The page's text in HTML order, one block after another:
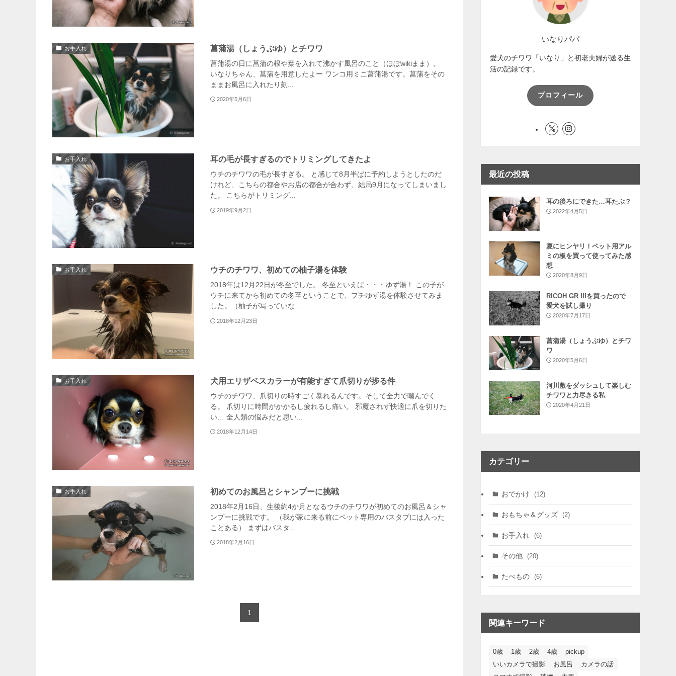
お手入れ 菖蒲湯（しょうぶゆ）とチワワ
菖蒲湯の日に菖蒲の根や葉を入れて沸かす風呂のこと（ほぼwikiまま）。
いなりちゃん、菖蒲を用意したよー ワンコ用ミニ菖蒲湯です。菖蒲をその
ままお風呂に入れたり刻...
2020年5月6日
お手入れ 耳の毛が長すぎるのでトリミングしてきたよ
ウチのチワワの毛が長すぎる。 と感じて8月半ばに予約しようとしたのだ
けれど、こちらの都合やお店の都合が合わず、結局9月になってしまいまし
た。 こちらがトリミング...
2019年9月2日
お手入れ ウチのチワワ、初めての柚子湯を体験
2018年は12月22日が冬至でした。 冬至といえば・・・ゆず湯！ この子が
ウチに来てから初めての冬至ということで、プチゆず湯を体験させてみま
した。（柚子が写っていな...
2018年12月23日
お手入れ 犬用エリザベスカラーが有能すぎて爪切りが捗る件
ウチのチワワ、爪切りの時すごく暴れるんです。そして全力で噛んでく
る。 爪切りに時間がかかるし疲れるし痛い。 邪魔されず快適に爪を切りた
い… 全人類の悩みだと思い...
2018年12月14日
お手入れ 初めてのお風呂とシャンプーに挑戦
2018年2月16日、生後約4か月となるウチのチワワが初めてのお風呂＆シャ
ンプーに挑戦です。 （我が家に来る前にペット専用のバスタブには入った
ことある） まずはバスタ...
2018年2月16日
1
いなりパパ
愛犬のチワワ「いなり」と初老夫婦が送る生
活の記録です。
プロフィール
最近の投稿
耳の後ろにできた…耳たぶ？
2022年4月5日
夏にヒンヤリ！ペット用アル
ミの板を買って使ってみた感
想
2020年8月9日
RICOH GR IIIを買ったので
愛犬を試し撮り
2020年7月17日
菖蒲湯（しょうぶゆ）とチワ
ワ
2020年5月6日
河川敷をダッシュして楽しむ
チワワと力尽きる私
2020年4月21日
カテゴリー
おでかけ (12)
おもちゃ＆グッズ (2)
お手入れ (6)
その他 (20)
たべもの (6)
関連キーワード
0歳 1歳 2歳 4歳
pickup
いいカメラで撮影
お風呂
カメラの話